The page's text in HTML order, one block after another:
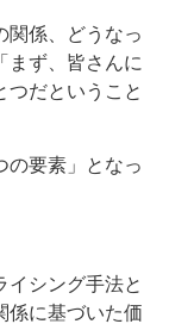
係、どうなっ
まず、皆さんに
つだということ
要素」となっ
シング手法と
係に基づいた価